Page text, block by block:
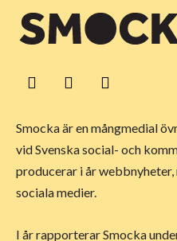
Smocka är en mångmedial
vid Svenska social- och
producerar i år
sociala medier.
I år rapporterar Smocka